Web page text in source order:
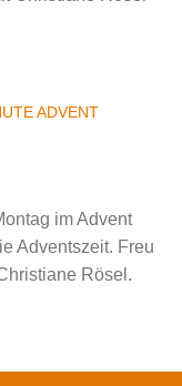
ADVENT
im Advent
Adventszeit. Freu
Rösel.